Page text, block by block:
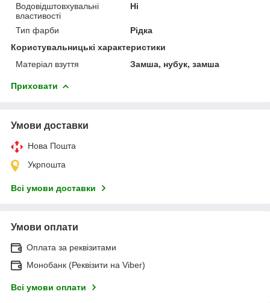
Водовідштовхувальні
властивості
Ні
Тип фарби
Рідка
Користувальницькі характеристики
Матеріал взуття
Замша, нубук, замша
Приховати
Умови доставки
Нова Пошта
Укрпошта
Всі умови доставки
Умови оплати
Оплата за реквізитами
Монобанк (Реквізити на Viber)
Всі умови оплати